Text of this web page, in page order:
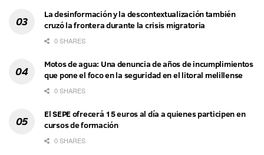
La desinformación y la descontextualización también
cruzó la frontera durante la crisis migratoria
0 SHARES
Motos de agua: Una denuncia de años de incumplimientos
que pone el foco en la seguridad en el litoral melillense
0 SHARES
El SEPE ofrecerá 15 euros al día a quienes participen en
cursos de formación
0 SHARES